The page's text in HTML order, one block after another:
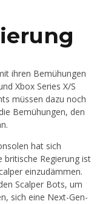
ihren Bemühungen
Xbox Series X/S
müssen dazu noch
Bemühungen, den
hat sich
britische Regierung ist
einzudämmen.
Scalper Bots, um
sich eine Next-Gen-